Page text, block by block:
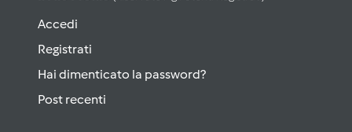
Accedi
Registrati
Hai dimenticato la password?
Post recenti